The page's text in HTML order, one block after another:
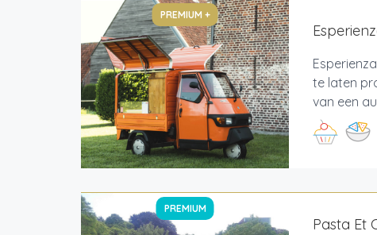
PREMIUM +
te laten
van een
PREMIUM
Pasta Et